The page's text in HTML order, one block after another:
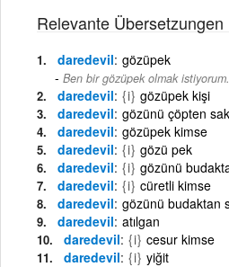
Relevante Übersetzungen
daredevil gözüpek
Ben bir gözüpek olmak istiyorum.
daredevil {i} gözüpek kişi
daredevil gözünü çöpten
daredevil gözüpek kimse
daredevil {i} gözü pek
daredevil {i} gözünü
daredevil {i} cüretli kimse
daredevil gözünü budaktan
daredevil atılgan
daredevil {i} cesur kimse
daredevil {i} yiğit